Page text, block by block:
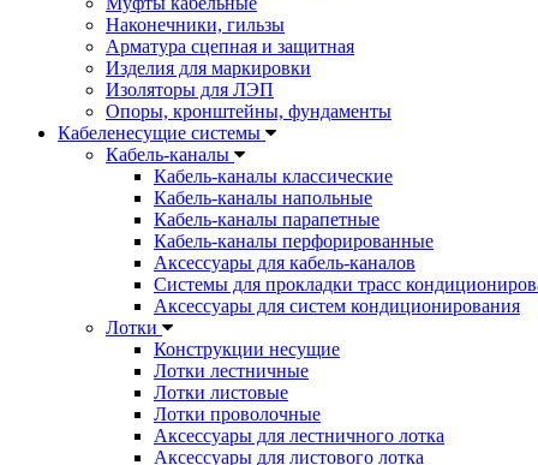
Наконечники, гильзы
Арматура сцепная и защитная
Изделия для маркировки
Изоляторы для ЛЭП
Опоры, кронштейны, фундаменты
Кабеленесущие системы
Кабель-каналы
Кабель-каналы классические
Кабель-каналы напольные
Кабель-каналы парапетные
Кабель-каналы перфорированные
Аксессуары для кабель-каналов
Системы для прокладки трасс
Аксессуары для систем кондиционирования
Лотки
Конструкции несущие
Лотки лестничные
Лотки листовые
Лотки проволочные
Аксессуары для лестничного лотка
Аксессуары для листового лотка